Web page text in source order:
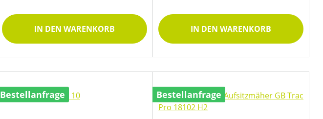
IN DEN WARENKORB IN DEN WARENKORB
Bestellanfrage Bestellanfrage